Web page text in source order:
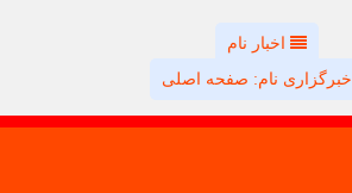
اخبار نام
خبرگزاری نام: صفحه اصلی